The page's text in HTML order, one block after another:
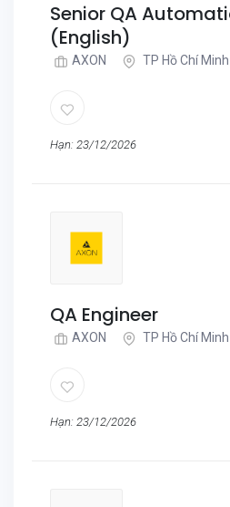
Senior QA
(English)
AXON TP Hồ Chí Minh
Hạn: 23/12/2026
QA Engineer
AXON TP Hồ Chí Minh
Hạn: 23/12/2026